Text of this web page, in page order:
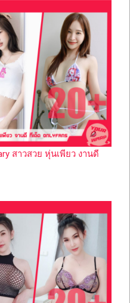
สาวสวย หุ่นเพียว งานดี